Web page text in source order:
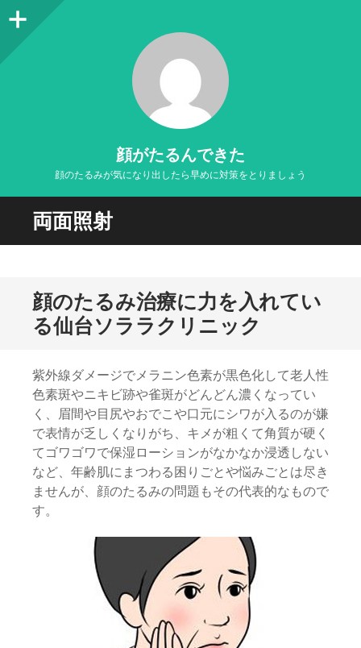
顔がたるんできた
顔のたるみが気になり出したら早めに対策をとりましょう
両面照射
顔のたるみ治療に力を入れてい
る仙台ソララクリニック
紫外線ダメージでメラニン色素が黒色化して老人性
色素斑やニキビ跡や雀斑がどんどん濃くなってい
く、眉間や目尻やおでこや口元にシワが入るのが嫌
で表情が乏しくなりがち、キメが粗くて角質が硬く
てゴワゴワで保湿ローションがなかなか浸透しない
など、年齢肌にまつわる困りごとや悩みごとは尽き
ませんが、顔のたるみの問題もその代表的なもので
す。